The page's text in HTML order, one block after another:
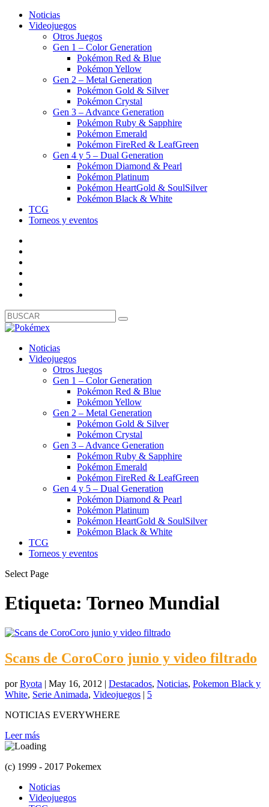
Noticias
Videojuegos
Otros Juegos
Gen 1 – Color Generation
Pokémon Red & Blue
Pokémon Yellow
Gen 2 – Metal Generation
Pokémon Gold & Silver
Pokémon Crystal
Gen 3 – Advance Generation
Pokémon Ruby & Sapphire
Pokémon Emerald
Pokémon FireRed & LeafGreen
Gen 4 y 5 – Dual Generation
Pokémon Diamond & Pearl
Pokémon Platinum
Pokémon HeartGold & SoulSilver
Pokémon Black & White
TCG
Torneos y eventos
Noticias
Videojuegos
Otros Juegos
Gen 1 – Color Generation
Pokémon Red & Blue
Pokémon Yellow
Gen 2 – Metal Generation
Pokémon Gold & Silver
Pokémon Crystal
Gen 3 – Advance Generation
Pokémon Ruby & Sapphire
Pokémon Emerald
Pokémon FireRed & LeafGreen
Gen 4 y 5 – Dual Generation
Pokémon Diamond & Pearl
Pokémon Platinum
Pokémon HeartGold & SoulSilver
Pokémon Black & White
TCG
Torneos y eventos
Select Page
Etiqueta: Torneo Mundial
Scans de CoroCoro junio y video filtrado
porRyota | May 16, 2012 | Destacados, Noticias, Pokemon Black y
White, Serie Animada, Videojuegos | 5
NOTICIAS EVERYWHERE
Leer más
(c) 1999 - 2017 Pokemex
Noticias
Videojuegos